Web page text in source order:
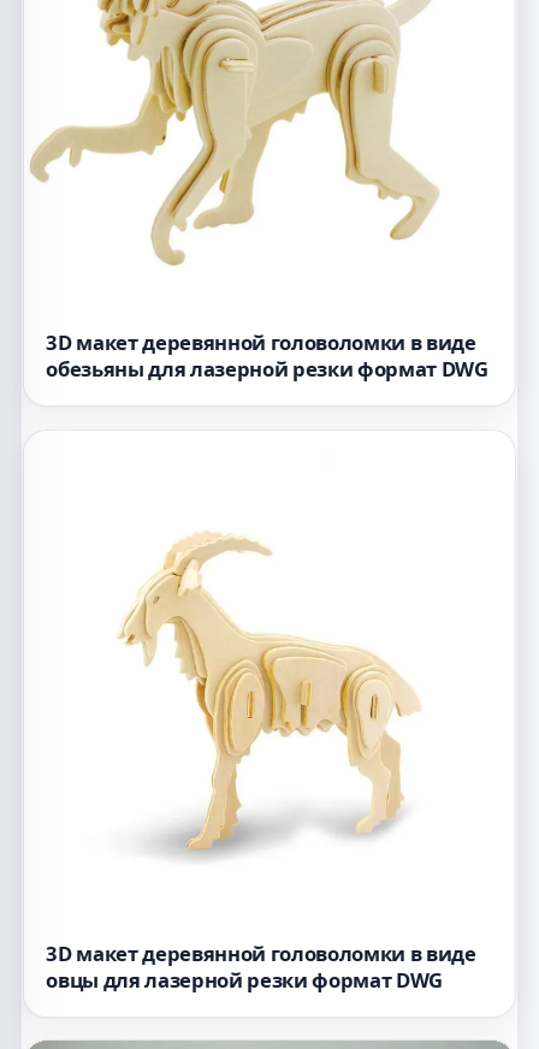
3D макет деревянной головоломки в виде
обезьяны для лазерной резки формат DWG
3D макет деревянной головоломки в виде
овцы для лазерной резки формат DWG